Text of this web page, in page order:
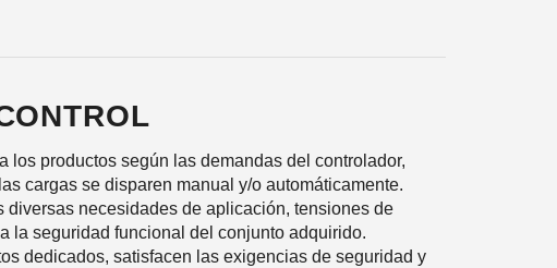
los productos según las demandas del controlador,
cargas se disparen manual y/o automáticamente.
diversas necesidades de aplicación, tensiones de
la seguridad funcional del conjunto adquirido.
dedicados, satisfacen las exigencias de seguridad y